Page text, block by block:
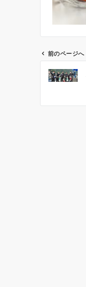
ビ
前のページへ